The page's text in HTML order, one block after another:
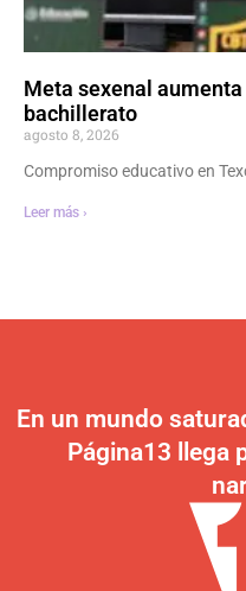
Meta sexenal
bachillerato
agosto 8, 2026
Compromiso educativo en
Leer más ›
En un mundo
Página13 llega